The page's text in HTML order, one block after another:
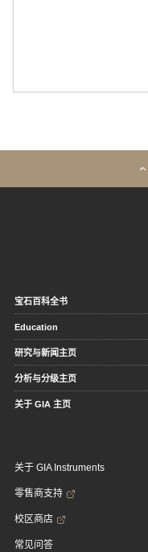
宝石百科全书
Education
研究与新闻主页
分析与分级主页
关于 GIA 主页
关于 GIA Instruments
零售商支持
校区商店
常见问答